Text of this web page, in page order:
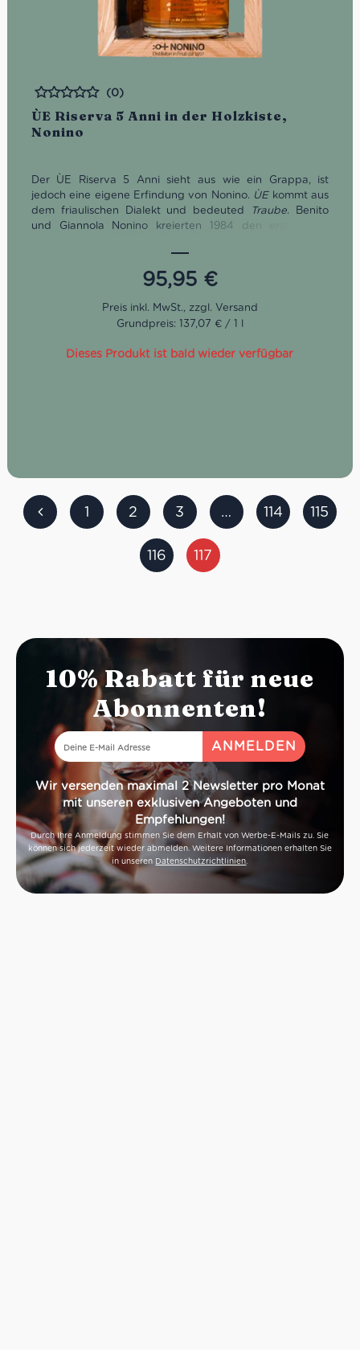
ÙE Riserva 5 Anni in der Holzkiste,
Nonino
Bewertet
(0)
Der ÙE Riserva 5 Anni sieht aus wie ein Grappa, ist
jedoch eine eigene Erfindung von Nonino. ÙEkommt aus
dem friaulischen Dialekt und bedeuted
Traube. Benito
und Giannola Nonino kreierten 1984 den ersten ÙE-
Der ÙE Riserva 5 Anni ist ein Blend aus Ribolla, Moscato,
Merlot sowie Malvasia, die allesamt getrennt gebrannt
und anschließend über fünf Jahre in Barriques reiften.
Das Bouquet offenbart vielschichtige Noten von Vanille,
Mandel und gedörrtem Obst. Das Mundgefühl ist überaus
95,95 €
Grundpreis: 137,07 € / 1 l
Dieses Produkt ist bald wieder verfügbar
1 2 3 … 114 115
116 117
10% Rabatt für neue
Abonnenten!
Wir versenden maximal 2 Newsletter pro Monat
mit unseren exklusiven Angeboten und
Empfehlungen!
Durch Ihre Anmeldung stimmen Sie dem Erhalt von Werbe-E-Mails zu. Sie
können sich jederzeit wieder abmelden. Weitere Informationen erhalten Sie
in unseren Datenschutzrichtlinien